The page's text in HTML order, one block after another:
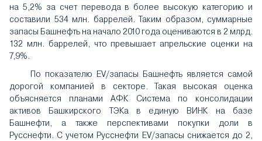
на 5,2% за счет перевода в более высокую категорию и
составили 534 млн. баррелей. Таким образом, суммарные
запасы Башнефть на начало 2010 года оцениваются в 2 млрд.
132 млн. баррелей, что превышает апрельские оценки на
7,9%.
По показателю
EV/запасы Башнефть является самой
дорогой компанией в секторе. Такая высокая оценка
объясняется планами АФК Система по консолидации
активов Башкирского ТЭКа в единую ВИНК на базе
Башнефти, а также перспективами покупки доли в
Русснефти. С учетом Русснефти EV/запасы снижается до 2,